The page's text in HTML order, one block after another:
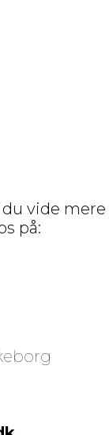
du vide mere
på: